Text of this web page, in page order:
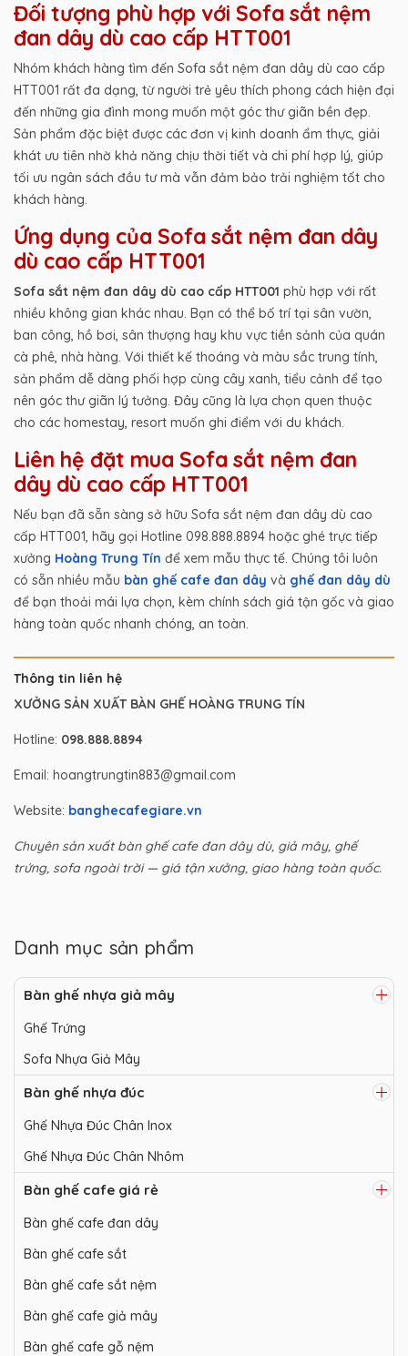
Đối tượng phù hợp với Sofa sắt nệm
đan dây dù cao cấp HTT001
Nhóm khách hàng tìm đến Sofa sắt nệm đan dây dù cao cấp
HTT001 rất đa dạng, từ người trẻ yêu thích phong cách hiện đại
đến những gia đình mong muốn một góc thư giãn bền đẹp.
Sản phẩm đặc biệt được các đơn vị kinh doanh ẩm thực, giải
khát ưu tiên nhờ khả năng chịu thời tiết và chi phí hợp lý, giúp
tối ưu ngân sách đầu tư mà vẫn đảm bảo trải nghiệm tốt cho
khách hàng.
Ứng dụng của Sofa sắt nệm đan dây
dù cao cấp HTT001
Sofa sắt nệm đan dây dù cao cấp HTT001 phù hợp với rất
nhiều không gian khác nhau. Bạn có thể bố trí tại sân vườn,
ban công, hồ bơi, sân thượng hay khu vực tiền sảnh của quán
cà phê, nhà hàng. Với thiết kế thoáng và màu sắc trung tính,
sản phẩm dễ dàng phối hợp cùng cây xanh, tiểu cảnh để tạo
nên góc thư giãn lý tưởng. Đây cũng là lựa chọn quen thuộc
cho các homestay, resort muốn ghi điểm với du khách.
Liên hệ đặt mua Sofa sắt nệm đan
dây dù cao cấp HTT001
Nếu bạn đã sẵn sàng sở hữu Sofa sắt nệm đan dây dù cao
cấp HTT001, hãy gọi Hotline 098.888.8894 hoặc ghé trực tiếp
xưởng Hoàng Trung Tín để xem mẫu thực tế. Chúng tôi luôn
có sẵn nhiều mẫu bàn ghế cafe đan dây và ghế đan dây dù
để bạn thoải mái lựa chọn, kèm chính sách giá tận gốc và giao
hàng toàn quốc nhanh chóng, an toàn.
Thông tin liên hệ
XƯỞNG SẢN XUẤT BÀN GHẾ HOÀNG TRUNG TÍN
Hotline: 098.888.8894
Email: hoangtrungtin883@gmail.com
Website: banghecafegiare.vn
Chuyên sản xuất bàn ghế cafe đan dây dù, giả mây, ghế
trứng, sofa ngoài trời — giá tận xưởng, giao hàng toàn quốc.
Danh mục sản phẩm
Bàn ghế nhựa giả mây
Ghế Trứng
Sofa Nhựa Giả Mây
Bàn ghế nhựa đúc
Ghế Nhựa Đúc Chân Inox
Ghế Nhựa Đúc Chân Nhôm
Bàn ghế cafe giá rẻ
Bàn ghế cafe đan dây
Bàn ghế cafe sắt
Bàn ghế cafe sắt nệm
Bàn ghế cafe giả mây
Bàn ghế cafe gỗ nệm